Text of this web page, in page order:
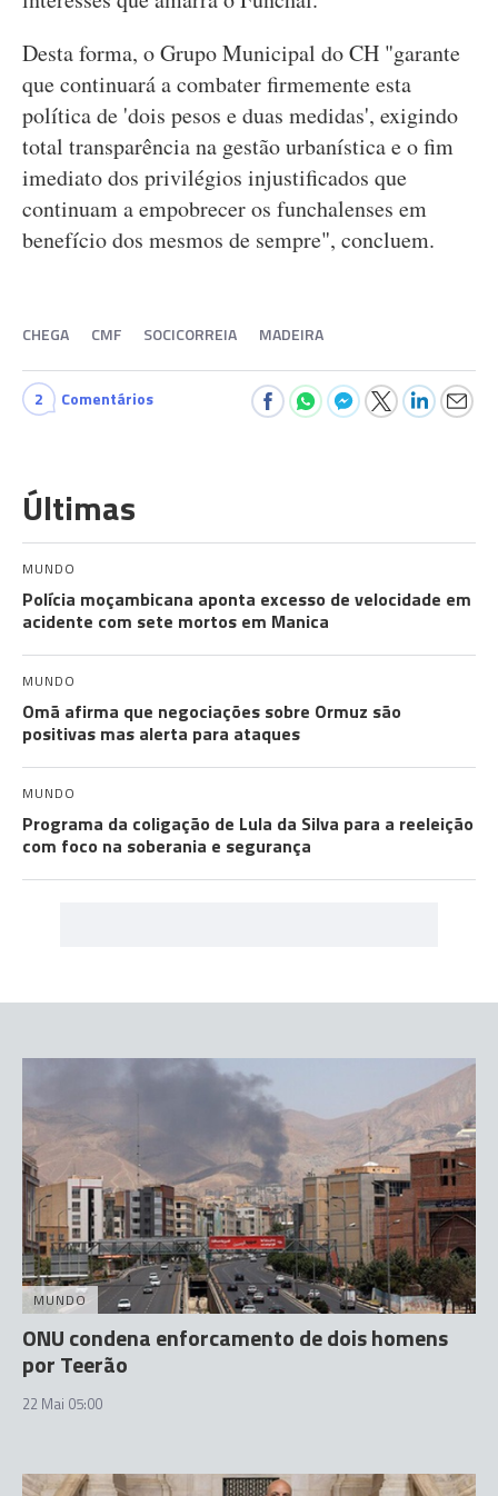
Desta forma, o Grupo Municipal do CH "garante
que continuará a combater firmemente esta
política de 'dois pesos e duas medidas', exigindo
total transparência na gestão urbanística e o fim
imediato dos privilégios injustificados que
continuam a empobrecer os funchalenses em
benefício dos mesmos de sempre", concluem.
CHEGA CMF SOCICORREIA MADEIRA
2 Comentários
Últimas
MUNDO
Polícia moçambicana aponta excesso de velocidade em
acidente com sete mortos em Manica
MUNDO
Omã afirma que negociações sobre Ormuz são
positivas mas alerta para ataques
MUNDO
Programa da coligação de Lula da Silva para a reeleição
com foco na soberania e segurança
MUNDO
ONU condena enforcamento de dois homens
por Teerão
22 Mai 05:00